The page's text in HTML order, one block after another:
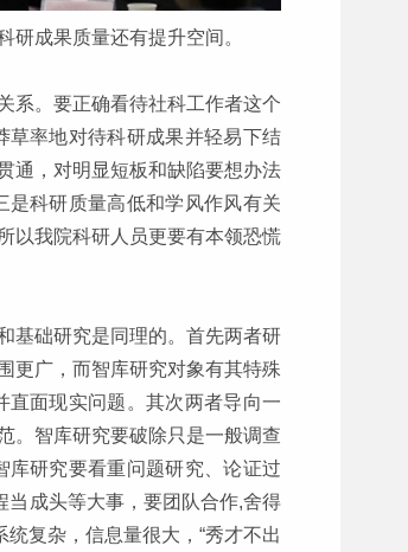
成果质量还有提升空间。
系。要正确看待社科工作者这个
草率地对待科研成果并轻易下结
通，对明显短板和缺陷要想办法
科研质量高低和学风作风有关
以我院科研人员更要有本领恐慌
基础研究是同理的。首先两者研
更广，而智库研究对象有其特殊
面现实问题。其次两者导向一
。智库研究要破除只是一般调查
研究要看重问题研究、论证过
当成头等大事，要团队合作,舍得
复杂，信息量很大，“秀才不出